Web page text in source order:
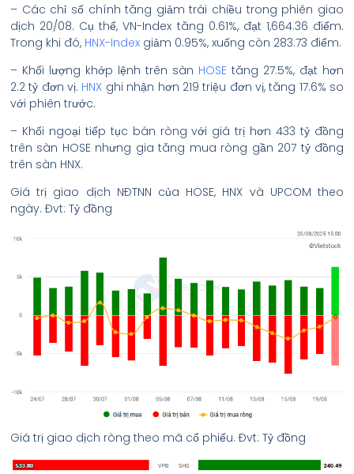
– Các chỉ số chính tăng giảm trái chiều trong phiên giao
dịch 20/08. Cụ thể, VN-Index tăng 0.61%, đạt 1,664.36 điểm.
Trong khi đó, HNX-Index giảm 0.95%, xuống còn 283.73 điểm.
– Khối lượng khớp lệnh trên sàn HOSE tăng 27.5%, đạt hơn
2.2 tỷ đơn vị. HNX ghi nhận hơn 219 triệu đơn vị, tăng 17.6% so
với phiên trước.
– Khối ngoại tiếp tục bán ròng với giá trị hơn 433 tỷ đồng
trên sàn HOSE nhưng gia tăng mua ròng gần 207 tỷ đồng
trên sàn HNX.
Giá trị giao dịch NĐTNN của HOSE, HNX và UPCOM theo
ngày. Đvt: Tỷ đồng
Giá trị giao dịch ròng theo mã cổ phiếu. Đvt: Tỷ đồng